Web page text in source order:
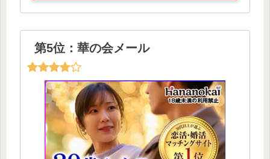
第5位：華の会メール